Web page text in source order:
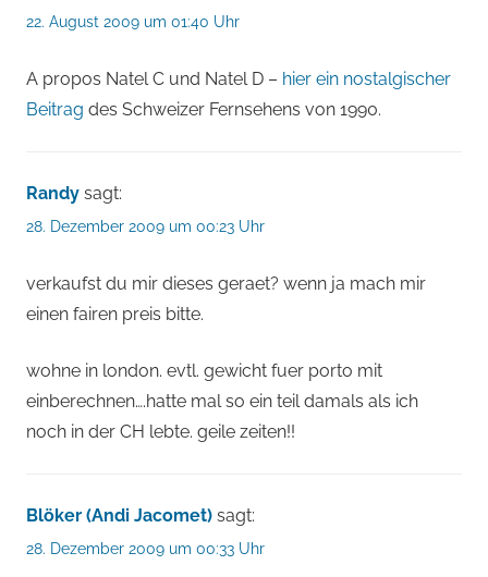
22. August 2009 um 01:40 Uhr
A propos Natel C und Natel D – hier ein nostalgischer
Beitrag des Schweizer Fernsehens von 1990.
Randy sagt:
28. Dezember 2009 um 00:23 Uhr
verkaufst du mir dieses geraet? wenn ja mach mir
einen fairen preis bitte.
wohne in london. evtl. gewicht fuer porto mit
einberechnen….hatte mal so ein teil damals als ich
noch in der CH lebte. geile zeiten!!
Blöker (Andi Jacomet) sagt:
28. Dezember 2009 um 00:33 Uhr